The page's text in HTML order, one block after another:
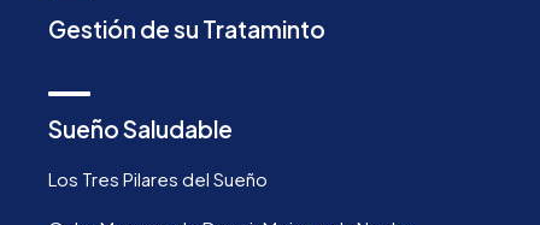
Gestión de su Trataminto
Sueño Saludable
Los Tres Pilares del Sueño